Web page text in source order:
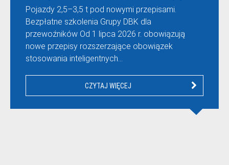
DBK dla przewoźników
Pojazdy 2,5–3,5 t pod nowymi przepisami.
Bezpłatne szkolenia Grupy DBK dla
przewoźników Od 1 lipca 2026 r. obowiązują
nowe przepisy rozszerzające obowiązek
stosowania inteligentnych…
CZYTAJ WIĘCEJ